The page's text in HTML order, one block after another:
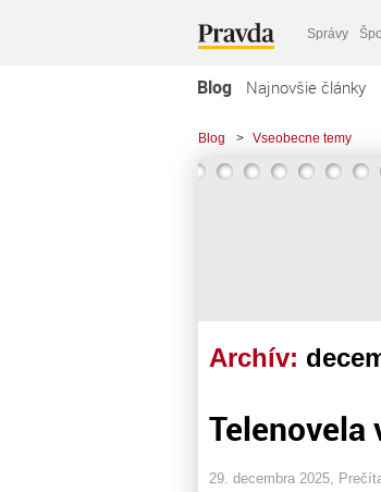
Správy
Blog Najnovšie články
Blog > Vseobecne temy
Archív:
Telenovela
29. decembra 2025,